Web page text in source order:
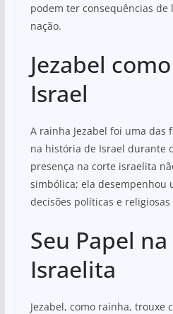
podem ter consequências de
nação.
Jezabel
Israel
A rainha Jezabel foi uma das
na história de Israel durante
presença na corte israelita
simbólica; ela desempenhou
decisões políticas e
Seu Papel
Israelita
Jezabel, como rainha, trouxe